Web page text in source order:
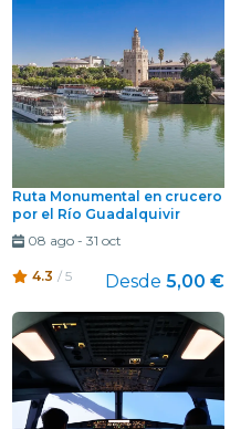
Ruta Monumental en crucero
por el Río Guadalquivir
08 ago- 31 oct
4.3 / 5 Desde 5,00 €